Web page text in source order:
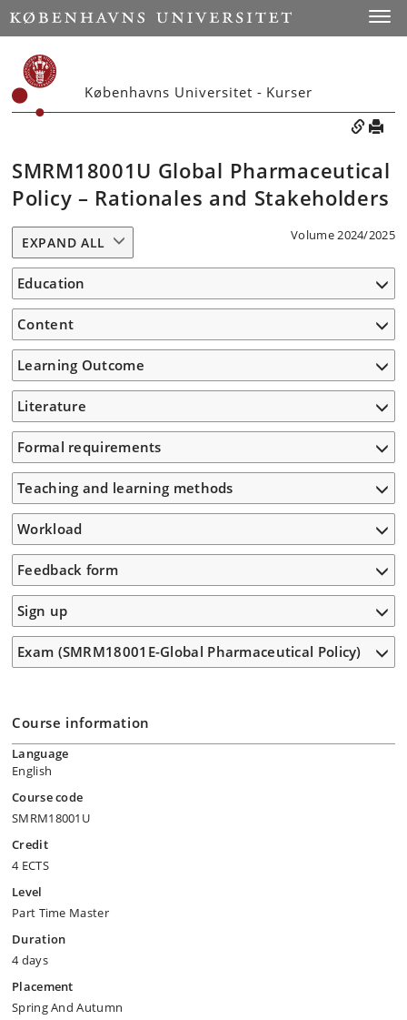
Københavns Universitet - Kurser
SMRM18001U Global Pharmaceutical
Policy – Rationales and Stakeholders
Volume 2024/2025
EXPAND ALL
Education
Content
Learning Outcome
Literature
Formal requirements
Teaching and learning methods
Workload
Feedback form
Sign up
Exam (SMRM18001E-Global Pharmaceutical Policy)
Course information
Language
English
Course code
SMRM18001U
Credit
4 ECTS
Level
Part Time Master
Duration
4 days
Placement
Spring And Autumn